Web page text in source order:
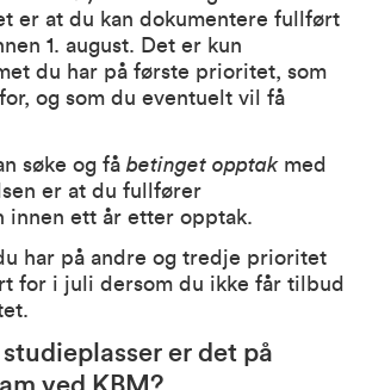
er at du kan dokumentere fullført
1. august. Det er kun
du har på første prioritet, som
og som du eventuelt vil få
søke og få betinget opptakmed
er at du fullfører
innen ett år etter opptak.
har på andre og tredje prioritet
for i juli dersom du ikke får tilbud
er det på